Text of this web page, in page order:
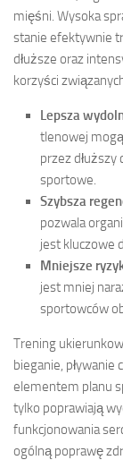
mięśni. Wysoka
stanie efektywnie
dłuższe oraz
korzyści
Lepsza
tlenowej
przez dłuższy
sportowe.
Szybsza
pozwala
jest kluczowe
Mniejsze
jest mniej
sportowców
Trening
bieganie,
elementem planu
tylko poprawiają
funkcjonowania
ogólną poprawę